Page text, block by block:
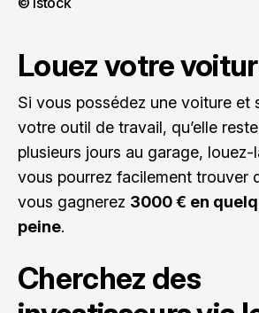
Louez votre
Si vous possédez une voiture et
votre outil de travail, qu’elle
plusieurs jours au garage, louez-
vous pourrez facilement trouver
vous gagnerez 3000 € en
peine.
Cherchez des